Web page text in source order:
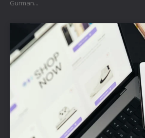
Gurman...